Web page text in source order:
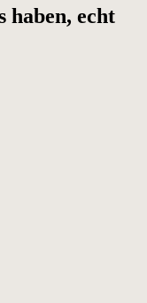
haben, echt